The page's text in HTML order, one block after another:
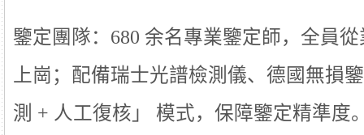
鑒定團隊：680 余名專業鑒定師，全員
上崗；配備瑞士光譜檢測儀、德國無損
測 + 人工復核」 模式，保障鑒定精準度